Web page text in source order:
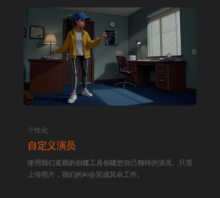
个性化
自定义演员
使用我们直观的创建工具创建您自己独特的演员。只需
上传照片，我们的AI会完成其余工作。